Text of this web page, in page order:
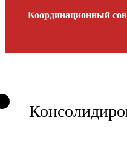
Координационный